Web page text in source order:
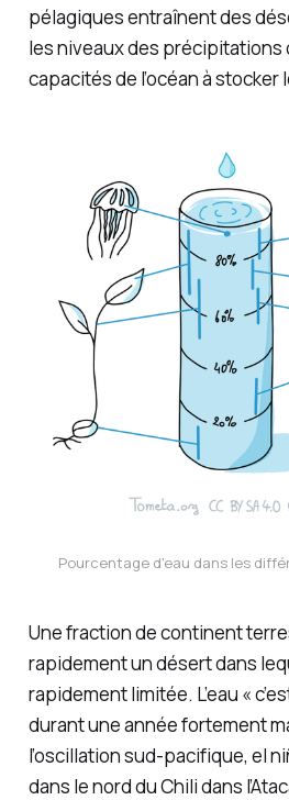
pélagiques entraînent des
les niveaux des précipitations
capacités de l’océan à stocker
Pourcentage d'eau dans les
Une fraction de continent
rapidement un désert dans
rapidement limitée. L’eau «
durant une année fortement
l’oscillation sud-pacifique, el ni
dans le nord du Chili dans